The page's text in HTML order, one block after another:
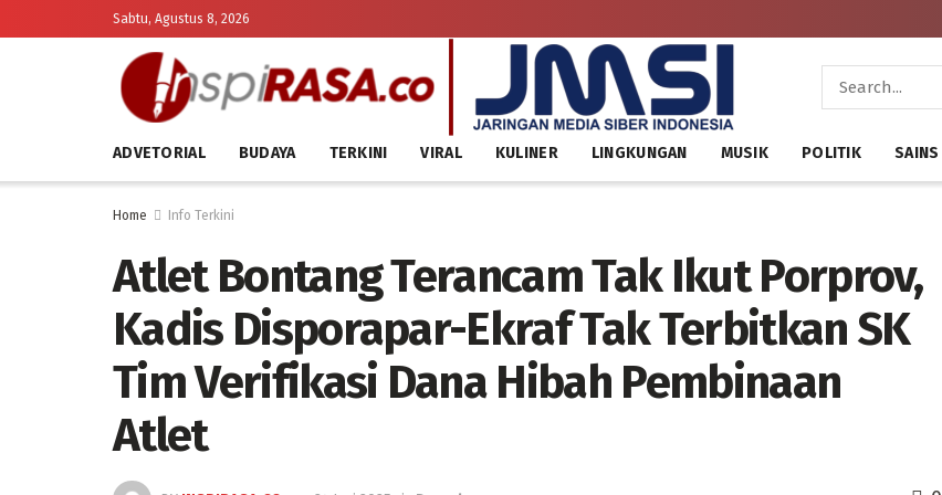
Sabtu, Agustus 8, 2026
ADVETORIAL BUDAYA TERKINI VIRAL KULINER LINGKUNGAN MUSIK POLITIK SAINS
Home Info Terkini
Atlet Bontang Terancam Tak Ikut Porprov,
Kadis Disporapar-Ekraf Tak Terbitkan SK
Tim Verifikasi Dana Hibah Pembinaan
Atlet